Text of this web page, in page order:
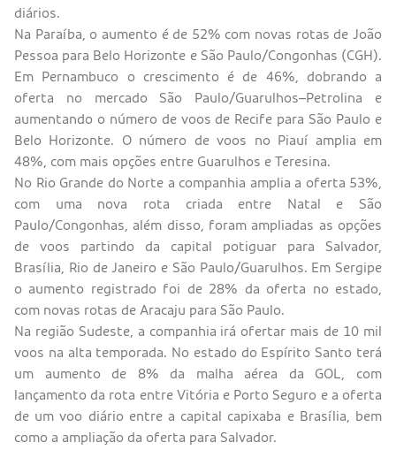
diários.
Na Paraíba, o aumento é de 52% com novas rotas de João
Pessoa para Belo Horizonte e São Paulo/Congonhas (CGH).
Em Pernambuco o crescimento é de 46%, dobrando a
oferta no mercado São Paulo/Guarulhos–Petrolina e
aumentando o número de voos de Recife para São Paulo e
Belo Horizonte. O número de voos no Piauí amplia em
48%, com mais opções entre Guarulhos e Teresina.
No Rio Grande do Norte a companhia amplia a oferta 53%,
com uma nova rota criada entre Natal e São
Paulo/Congonhas, além disso, foram ampliadas as opções
de voos partindo da capital potiguar para Salvador,
Brasília, Rio de Janeiro e São Paulo/Guarulhos. Em Sergipe
o aumento registrado foi de 28% da oferta no estado,
com novas rotas de Aracaju para São Paulo.
Na região Sudeste, a companhia irá ofertar mais de 10 mil
voos na alta temporada. No estado do Espírito Santo terá
um aumento de 8% da malha aérea da GOL, com
lançamento da rota entre Vitória e Porto Seguro e a oferta
de um voo diário entre a capital capixaba e Brasília, bem
como a ampliação da oferta para Salvador.